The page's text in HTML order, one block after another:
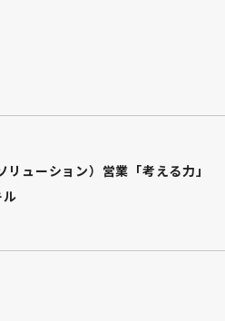
ューション）営業「考える力」
ル